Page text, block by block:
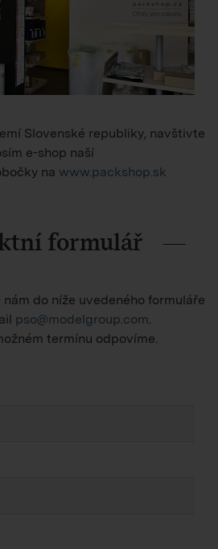
Slovenské republiky, navštivte
e-shop naší
na www.packshop.sk
formulář
do níže uvedeného formuláře
pso@modelgroup.com
termínu odpovíme.